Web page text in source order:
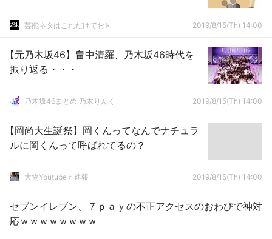
芸能ネタはこれだけでおｋ 2019/8/15(Th) 14:00
【元乃木坂46】畠中清羅、乃木坂46時代を
振り返る・・・
乃木坂46まとめ 乃木りんく 2019/8/15(Th) 14:00
【岡尚大生誕祭】岡くんってなんでナチュラ
ルに岡くんって呼ばれてるの？
大物Youtubeｒ速報 2019/8/15(Th) 14:00
セブンイレブン、７ｐａｙの不正アクセスのおわびで神対
応ｗｗｗｗｗｗｗｗ